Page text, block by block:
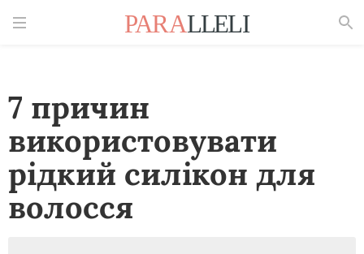
7 причин
використовувати
рідкий силікон для
волосся